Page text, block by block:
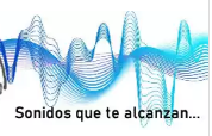
llega con una cartelera
que compromete su
se prepara para otra